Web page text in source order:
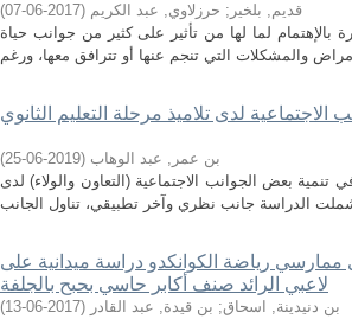
قديم, بلخير ; حرزلاوي, عبد الكريم (
2017-06-07
)
لما لها من تأثير على كثير من جوانب حياة
لدى تلاميذ مرحلة التعليم الثانوي
بن عمر, عبد الوهاب (
2019-06-25
)
بعض الجوانب الاجتماعية (التعاون والولاء) لدى
ممارسي رياضة الكوانكدو دراسة ميدانية على
لاعبي الرائد صنف أكابر حاسي بحبح بالجلفة
بن دنيدينة, اسحاق; بن قيدة, عبد القادر (
2017-06-13
)